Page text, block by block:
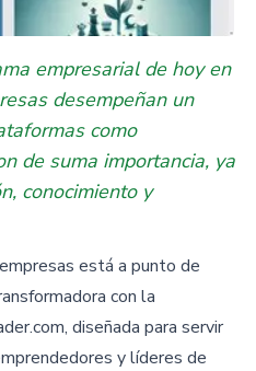
empresarial de hoy en
desempeñan un
como
de suma importancia, ya
conocimiento y
está a punto de
con la
diseñada para servir
y líderes de